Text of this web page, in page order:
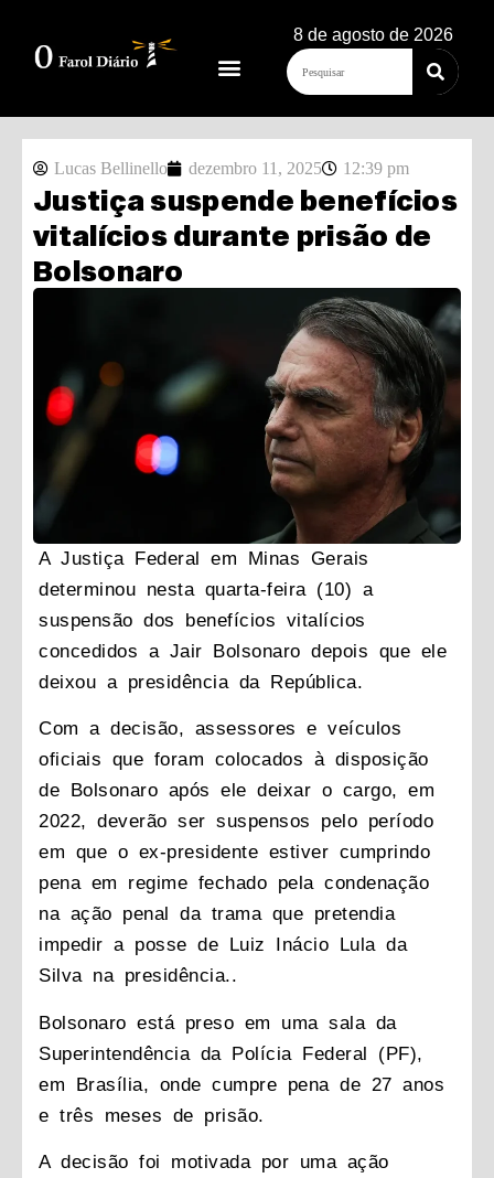
8 de agosto de 2026
Lucas Bellinello dezembro 11, 2025 12:39 pm
Justiça suspende benefícios
vitalícios durante prisão de
Bolsonaro
A Justiça Federal em Minas Gerais
determinou nesta quarta-feira (10) a
suspensão dos benefícios vitalícios
concedidos a Jair Bolsonaro depois que ele
deixou a presidência da República.
Com a decisão, assessores e veículos
oficiais que foram colocados à disposição
de Bolsonaro após ele deixar o cargo, em
2022, deverão ser suspensos pelo período
em que o ex-presidente estiver cumprindo
pena em regime fechado pela condenação
na ação penal da trama que pretendia
impedir a posse de Luiz Inácio Lula da
Silva na presidência..
Bolsonaro está preso em uma sala da
Superintendência da Polícia Federal (PF),
em Brasília, onde cumpre pena de 27 anos
e três meses de prisão.
A decisão foi motivada por uma ação